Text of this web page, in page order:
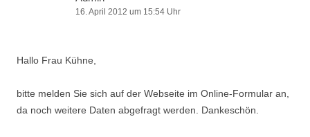
16. April 2012 um 15:54 Uhr
Hallo Frau Kühne,
bitte melden Sie sich auf der Webseite im Online-Formular an,
da noch weitere Daten abgefragt werden. Dankeschön.